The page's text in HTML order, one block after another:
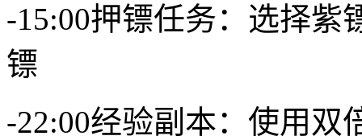
-15:00押镖任务：选择紫
镖
-22:00经验副本：使用双